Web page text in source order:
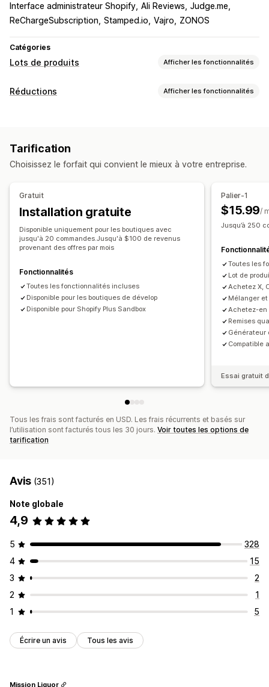
Interface administrateur Shopify Ali Reviews Judge.me
ReChargeSubscription Stamped.io Vajro ZONOS
Catégories
Lots de produits Afficher les fonctionnalités
Types de lots
Lots pour la vente en gros
Lots de vente croisée
Produits physiques
Tarification fixe Tarification échelonnée
Seuils de quantités
Réductions en fonction de la quantité
Réductions forfaitaires
Réductions en pourcentage
Deux pour le prix d’un
Tarification en gros
Prix de gros
Réductions Afficher les fonctionnalités
Réductions en fonction de la quantité
Réductions forfaitaires Réductions en pourcentage
Réductions de ventes incitatives
Réductions de ventes croisées
Tarification dynamique
Gestion des réductions
Outil d’édition Modèles
Localisation
Déclencheurs et règles
Analyses de données
Tarification
Choisissez le forfait qui convient le mieux à votre entreprise.
Gratuit
Installation gratuite
Disponible uniquement pour les boutiques avec
jusqu'à 20 commandes.Jusqu'à $100 de revenus
provenant des offres par mois
Fonctionnalités
Toutes les fonctionnalités incluses
Disponible pour les boutiques de dévelop
Disponible pour Shopify Plus Sandbox
Palier-1
$15.99/
Jusqu’à 250
Toutes les
Lot de
Achetez X,
Mélanger
Achetez-en
Remises
Générateur
Compatible
Essai gratuit
Tous les frais sont facturés en USD. Les frais récurrents et basés sur
l’utilisation sont facturés tous les 30 jours. Voir toutes les options de
tarification
Avis (351)
Note globale
4,9
5
328
4
15
3
2
2
1
1
5
Écrire un avis Tous les avis
Mission Liquor